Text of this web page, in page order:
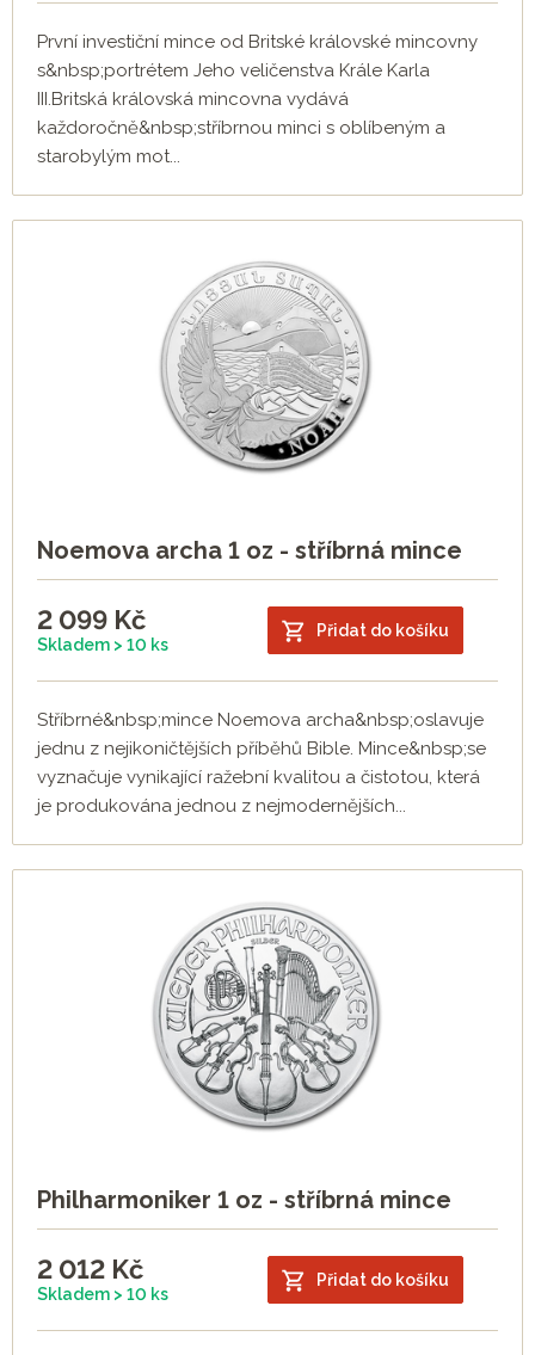
První investiční mince od Britské královské mincovny
s&nbsp;portrétem Jeho veličenstva Krále Karla
III.Britská královská mincovna vydává
každoročně&nbsp;stříbrnou minci s oblíbeným a
starobylým mot...
Noemova archa 1 oz - stříbrná mince
2 099 Kč
Skladem > 10 ks
Přidat do košíku
Stříbrné&nbsp;mince Noemova archa&nbsp;oslavuje
jednu z nejikoničtějších příběhů Bible. Mince&nbsp;se
vyznačuje vynikající ražební kvalitou a čistotou, která
je produkována jednou z nejmodernějších...
Philharmoniker 1 oz - stříbrná mince
2 012 Kč
Skladem > 10 ks
Přidat do košíku